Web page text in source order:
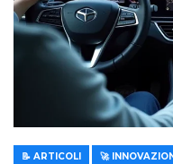
📝 ARTICOLI